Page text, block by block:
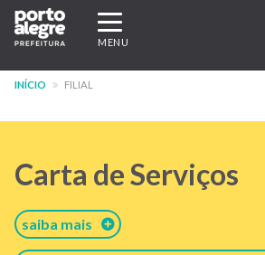
Pular
para
conteúdo
Expandir/recolher
navegação
MENU
INÍCIO FILIAL
Carta de Serviços
saiba mais